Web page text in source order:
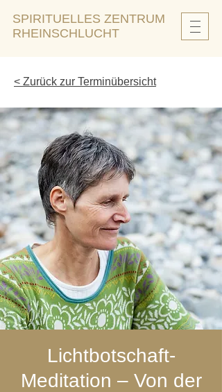
SPIRITUELLES ZENTRUM
RHEINSCHLUCHT
< Zurück zur Terminübersicht
Lichtbotschaft-
Meditation – Von der